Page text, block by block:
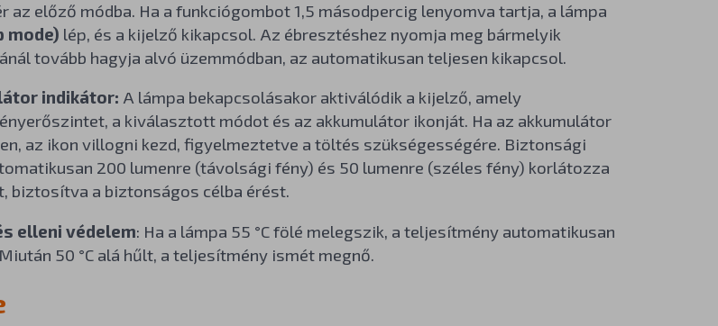
az előző módba. Ha a funkciógombot 1,5 másodpercig lenyomva tartja, a lámpa
mode) lép, és a kijelző kikapcsol. Az ébresztéshez nyomja meg bármelyik
tovább hagyja alvó üzemmódban, az automatikusan teljesen kikapcsol.
indikátor: A lámpa bekapcsolásakor aktiválódik a kijelző, amely
a kiválasztott módot és az akkumulátor ikonját. Ha az akkumulátor
az ikon villogni kezd, figyelmeztetve a töltés szükségességére. Biztonsági
200 lumenre (távolsági fény) és 50 lumenre (széles fény) korlátozza
biztosítva a biztonságos célba érést.
elleni védelem: Ha a lámpa 55 °C fölé melegszik, a teljesítmény automatikusan
50 °C alá hűlt, a teljesítmény ismét megnő.